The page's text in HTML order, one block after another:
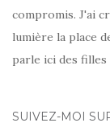
compromis. J'ai
lumière la place
parle ici des
SUIVEZ-MOI